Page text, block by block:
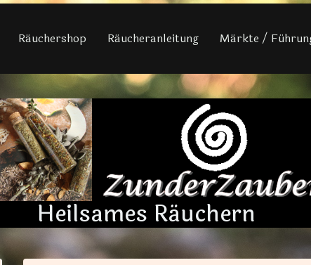
Räuchershop Räucheranleitung Märkte /
Heilsames Räuchern